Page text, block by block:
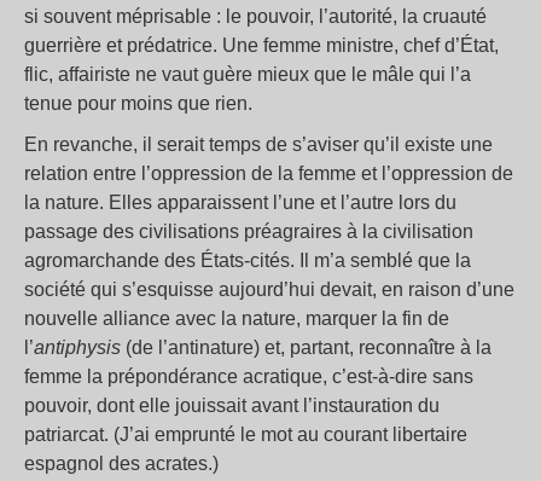
si souvent méprisable : le pouvoir, l’autorité, la cruauté
guerrière et prédatrice. Une femme ministre, chef d’État,
flic, affairiste ne vaut guère mieux que le mâle qui l’a
tenue pour moins que rien.
En revanche, il serait temps de s’aviser qu’il existe une
relation entre l’oppression de la femme et l’oppression de
la nature. Elles apparaissent l’une et l’autre lors du
passage des civilisations préagraires à la civilisation
agromarchande des États-cités. Il m’a semblé que la
société qui s’esquisse aujourd’hui devait, en raison d’une
nouvelle alliance avec la nature, marquer la fin de
l’antiphysis (de l’antinature) et, partant, reconnaître à la
femme la prépondérance acratique, c’est-à-dire sans
pouvoir, dont elle jouissait avant l’instauration du
patriarcat. (J’ai emprunté le mot au courant libertaire
espagnol des acrates.)